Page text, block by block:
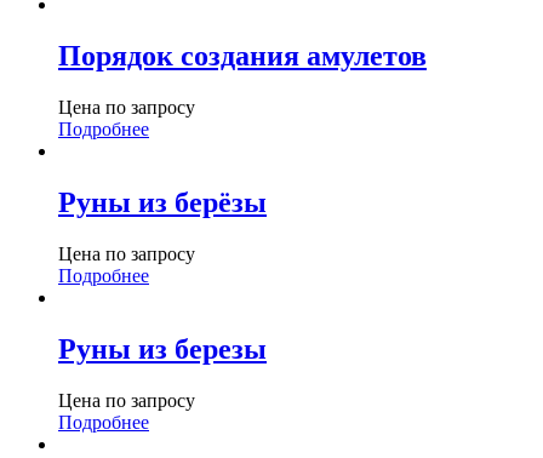
Порядок создания амулетов
Цена по запросу
Подробнее
Руны из берёзы
Цена по запросу
Подробнее
Руны из березы
Цена по запросу
Подробнее